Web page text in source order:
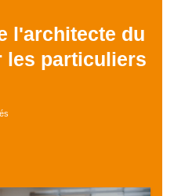
l'architecte du
les particuliers